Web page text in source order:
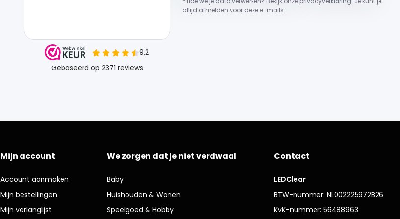
altijd afmelden voor deze e-mails.
Mijn account
Account aanmaken
Mijn bestellingen
Mijn verlanglijst
We zorgen dat je niet verdwaal
Baby
Huishouden & Wonen
Speelgoed & Hobby
Contact
LEDClear
BTW-nummer: NL002225972B26
KvK-nummer: 56488963